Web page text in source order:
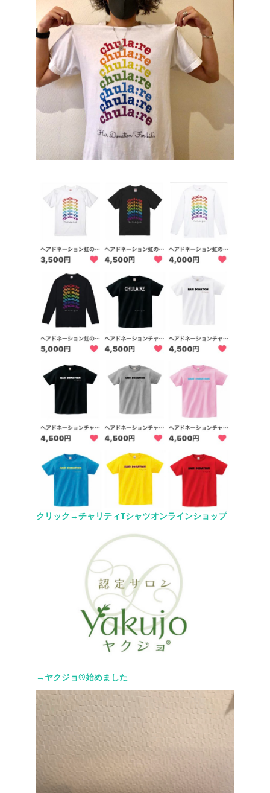
クリック→チャリティTシャツオンラインショップ
→ヤクジョ®︎始めました